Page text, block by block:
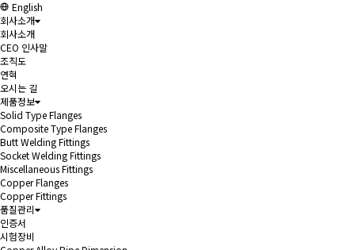
English
회사소개
회사소개
CEO 인사말
조직도
연혁
오시는 길
제품정보
Solid Type Flanges
Composite Type Flanges
Butt Welding Fittings
Socket Welding Fittings
Miscellaneous Fittings
Copper Flanges
Copper Fittings
품질관리
인증서
시험장비